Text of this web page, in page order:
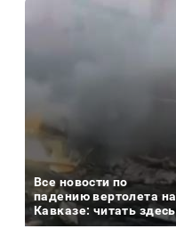
Все новости по
падению вертолета на
Кавказе: читать здесь